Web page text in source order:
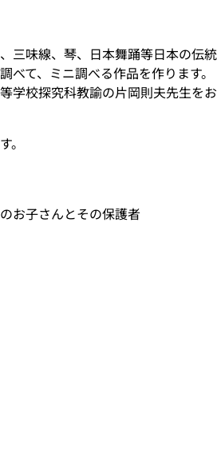
三味線、琴、日本舞踊等日本の伝統
べて、ミニ調べる作品を作ります。
学校探究科教諭の片岡則夫先生をお
。
お子さんとその保護者